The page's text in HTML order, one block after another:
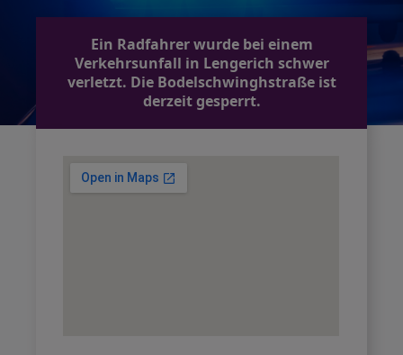
Ein Radfahrer wurde bei einem
Verkehrsunfall in Lengerich schwer
verletzt. Die Bodelschwinghstraße ist
derzeit gesperrt.